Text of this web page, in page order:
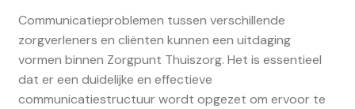
Communicatieproblemen tussen verschillende
zorgverleners en cliënten kunnen een uitdaging
vormen binnen Zorgpunt Thuiszorg. Het is essentieel
dat er een duidelijke en effectieve
communicatiestructuur wordt opgezet om ervoor te